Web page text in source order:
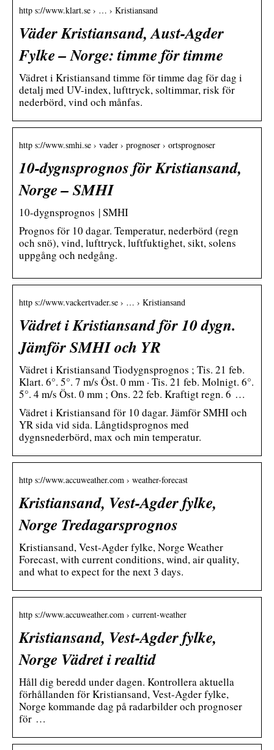
http s://www.klart.se › … › Kristiansand
Väder Kristiansand, Aust-Agder
Fylke – Norge: timme för timme
Vädret i Kristiansand timme för timme dag för dag i
detalj med UV-index, lufttryck, soltimmar, risk för
nederbörd, vind och månfas.
http s://www.smhi.se › vader › prognoser › ortsprognoser
10-dygnsprognos för Kristiansand,
Norge – SMHI
10-dygnsprognos | SMHI
Prognos för 10 dagar. Temperatur, nederbörd (regn
och snö), vind, lufttryck, luftfuktighet, sikt, solens
uppgång och nedgång.
http s://www.vackertvader.se › … › Kristiansand
Vädret i Kristiansand för 10 dygn.
Jämför SMHI och YR
Vädret i Kristiansand Tiodygnsprognos ; Tis. 21 feb.
Klart. 6°. 5°. 7 m/s Öst. 0 mm · Tis. 21 feb. Molnigt. 6°.
5°. 4 m/s Öst. 0 mm ; Ons. 22 feb. Kraftigt regn. 6 …
Vädret i Kristiansand för 10 dagar. Jämför SMHI och
YR sida vid sida. Långtidsprognos med
dygnsnederbörd, max och min temperatur.
http s://www.accuweather.com › weather-forecast
Kristiansand, Vest-Agder fylke,
Norge Tredagarsprognos
Kristiansand, Vest-Agder fylke, Norge Weather
Forecast, with current conditions, wind, air quality,
and what to expect for the next 3 days.
http s://www.accuweather.com › current-weather
Kristiansand, Vest-Agder fylke,
Norge Vädret i realtid
Håll dig beredd under dagen. Kontrollera aktuella
förhållanden för Kristiansand, Vest-Agder fylke,
Norge kommande dag på radarbilder och prognoser
för …